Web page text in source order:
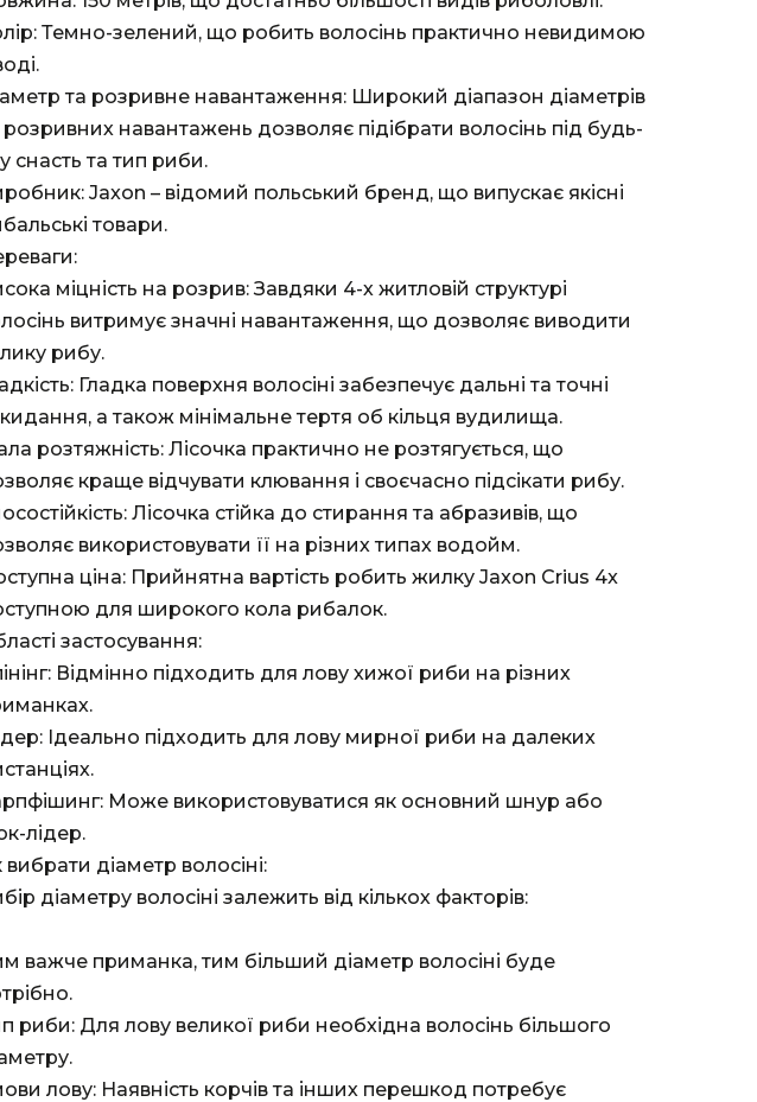
Темно-зелений, що робить волосінь практично невидимою
та розривне навантаження: Широкий діапазон діаметрів
розривних навантажень дозволяє підібрати волосінь під будь-
снасть та тип риби.
Jaxon – відомий польський бренд, що випускає якісні
товари.
міцність на розрив: Завдяки 4-х житловій структурі
витримує значні навантаження, що дозволяє виводити
рибу.
Гладка поверхня волосіні забезпечує дальні та точні
а також мінімальне тертя об кільця вудилища.
розтяжність: Лісочка практично не розтягується, що
краще відчувати клювання і своєчасно підсікати рибу.
Лісочка стійка до стирання та абразивів, що
використовувати її на різних типах водойм.
ціна: Прийнятна вартість робить жилку Jaxon Crius 4x
для широкого кола рибалок.
застосування:
Відмінно підходить для лову хижої риби на різних
Ідеально підходить для лову мирної риби на далеких
Може використовуватися як основний шнур або
лідер.
вибрати діаметр волосіні:
діаметру волосіні залежить від кількох факторів:
важче приманка, тим більший діаметр волосіні буде
риби: Для лову великої риби необхідна волосінь більшого
лову: Наявність корчів та інших перешкод потребує